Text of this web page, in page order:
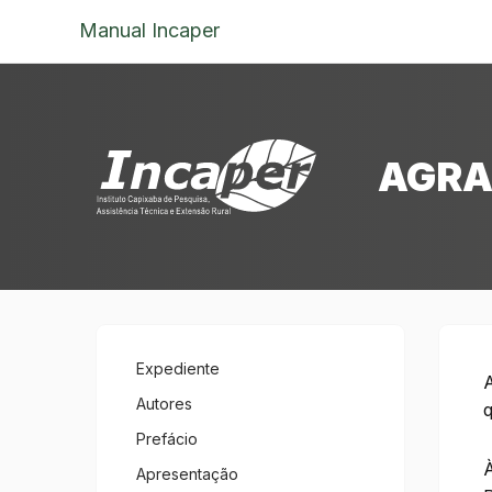
Manual Incaper
Expediente
Autores
Prefácio
Apresentação